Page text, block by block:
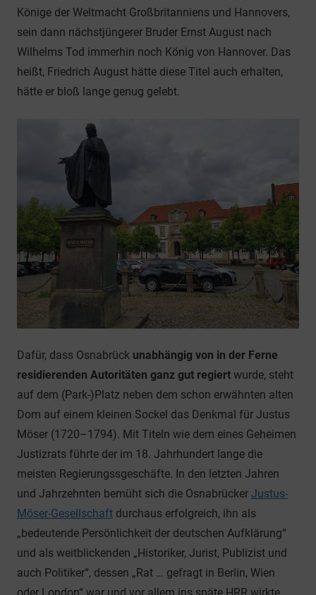
Könige der Weltmacht Großbritanniens und Hannovers,
sein dann nächstjüngerer Bruder Ernst August nach
Wilhelms Tod immerhin noch König von Hannover. Das
heißt, Friedrich August hätte diese Titel auch erhalten,
hätte er bloß lange genug gelebt.
Dafür, dass Osnabrück unabhängig von in der Ferne
residierenden Autoritäten ganz gut regiert wurde, steht
auf dem (Park-)Platz neben dem schon erwähnten alten
Dom auf einem kleinen Sockel das Denkmal für Justus
Möser (1720–1794). Mit Titeln wie dem eines Geheimen
Justizrats führte der im 18. Jahrhundert lange die
meisten Regierungssgeschäfte. In den letzten Jahren
und Jahrzehnten bemüht sich die Osnabrücker Justus-
Möser-Gesellschaft durchaus erfolgreich, ihn als
„bedeutende Persönlichkeit der deutschen Aufklärung“
und als weitblickenden „Historiker, Jurist, Publizist und
auch Politiker“, dessen „Rat … gefragt in Berlin, Wien
oder London“ war und vor allem ins späte HRR wirkte,